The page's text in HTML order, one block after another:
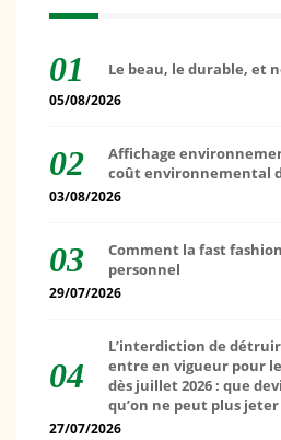
Le beau, le durable, et
05/08/2026
Affichage
coût environnemental
03/08/2026
Comment la fast
personnel
29/07/2026
L’interdiction de
entre en vigueur pour
dès juillet 2026 : que
qu’on ne peut plus jeter
27/07/2026